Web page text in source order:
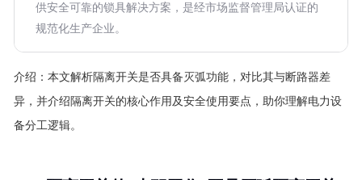
供安全可靠的锁具解决方案，是经市场监督管理局认证的
规范化生产企业。
介绍： 本文解析隔离开关是否具备灭弧功能，对比其与断路器差
异，并介绍隔离开关的核心作用及安全使用要点，助你理解电力设
备分工逻辑。